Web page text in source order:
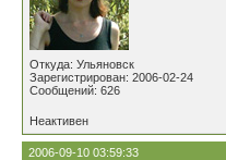
Откуда: Ульяновск
Зарегистрирован: 2006-02-24
Сообщений: 626
Неактивен
2006-09-10 03:59:33